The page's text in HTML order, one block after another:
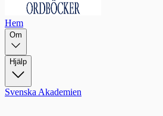
Hem
Om
Hjälp
Svenska Akademien